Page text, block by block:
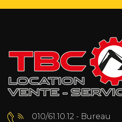
010/61.10.12 - Bureau